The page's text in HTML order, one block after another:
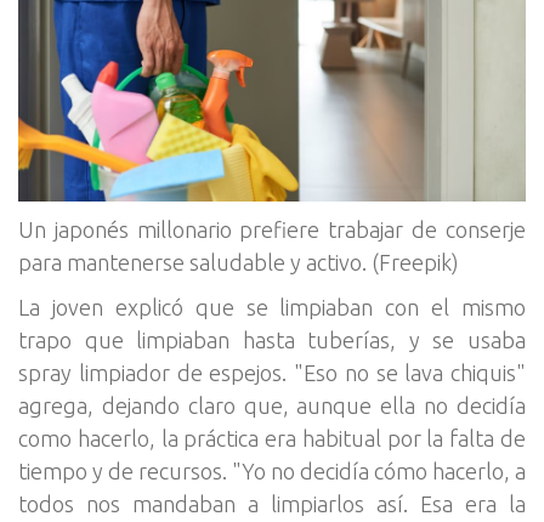
Un japonés millonario prefiere trabajar de conserje
para mantenerse saludable y activo. (Freepik)
La joven explicó que se limpiaban con el mismo
trapo que limpiaban hasta tuberías, y se usaba
spray limpiador de espejos. "Eso no se lava chiquis"
agrega, dejando claro que, aunque ella no decidía
como hacerlo, la práctica era habitual por la falta de
tiempo y de recursos. "Yo no decidía cómo hacerlo, a
todos nos mandaban a limpiarlos así. Esa era la